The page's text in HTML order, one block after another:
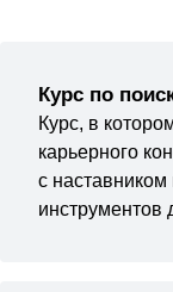
Курс по
Курс, в
карьерного
с
инструментов